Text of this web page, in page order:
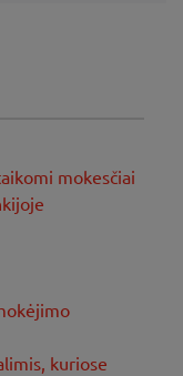
mokesčiai
kuriose